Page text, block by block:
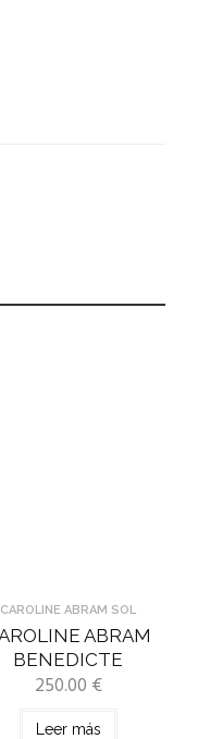
CAROLINE ABRAM SOL
ABRAM
BENEDICTE
250.00 €
Leer más